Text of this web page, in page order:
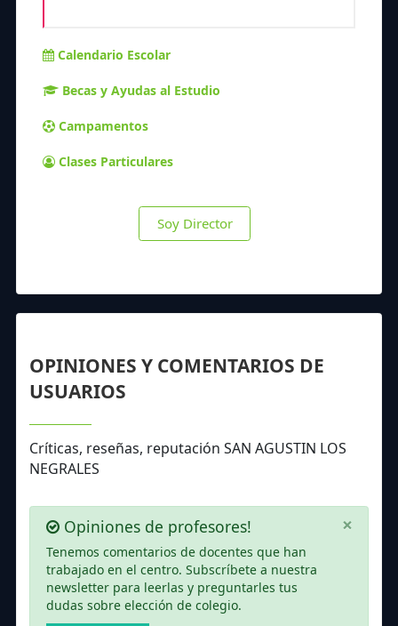
Calendario Escolar
Becas y Ayudas al Estudio
Campamentos
Clases Particulares
Soy Director
OPINIONES Y COMENTARIOS DE
USUARIOS
Críticas, reseñas, reputación SAN AGUSTIN LOS
NEGRALES
×
Opiniones de profesores!
Tenemos comentarios de docentes que han
trabajado en el centro. Subscríbete a nuestra
newsletter para leerlas y preguntarles tus
dudas sobre elección de colegio.